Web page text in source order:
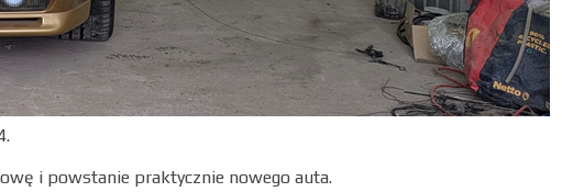
i powstanie praktycznie nowego auta.